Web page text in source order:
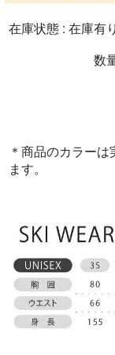
在庫状態 :在庫有り
数
＊商品のカラー
ます。